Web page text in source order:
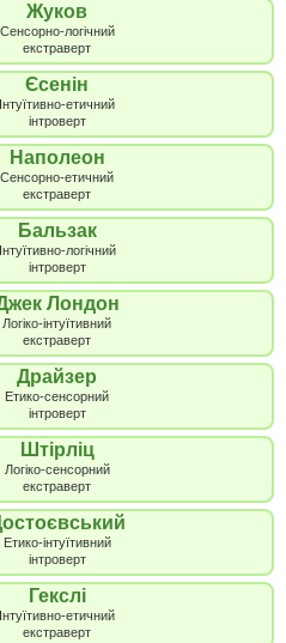
Жуков
Сенсорно-логічний
екстраверт
Єсенін
Інтуїтивно-етичний
інтроверт
Наполеон
Сенсорно-етичний
екстраверт
Бальзак
Інтуїтивно-логічний
інтроверт
Лондон
Логіко-інтуїтивний
екстраверт
Драйзер
Етико-сенсорний
інтроверт
Штірліц
Логіко-сенсорний
екстраверт
Етико-інтуїтивний
інтроверт
Гекслі
Інтуїтивно-етичний
екстраверт